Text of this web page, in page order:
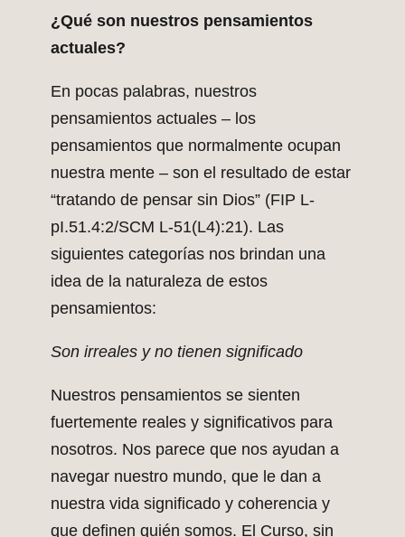
¿Qué son nuestros pensamientos
actuales?
En pocas palabras, nuestros
pensamientos actuales – los
pensamientos que normalmente ocupan
nuestra mente – son el resultado de estar
“tratando de pensar sin Dios” (FIP L-
pI.51.4:2/SCM L-51(L4):21). Las
siguientes categorías nos brindan una
idea de la naturaleza de estos
pensamientos:
Son irreales y no tienen significado
Nuestros pensamientos se sienten
fuertemente reales y significativos para
nosotros. Nos parece que nos ayudan a
navegar nuestro mundo, que le dan a
nuestra vida significado y coherencia y
que definen quién somos. El Curso, sin